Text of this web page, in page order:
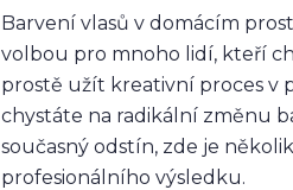
Barvení vlasů v domácím
volbou pro mnoho lidí, kteří
prostě užít kreativní proces v
chystáte na radikální změnu
současný odstín, zde je
profesionálního výsledku.